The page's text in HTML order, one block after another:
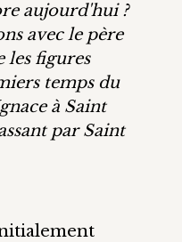
aujourd'hui ?
avec le père
les figures
temps du
à Saint
par Saint